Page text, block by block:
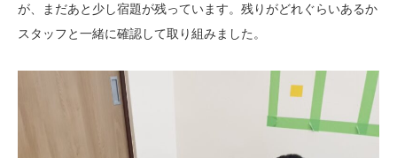
が、まだあと少し宿題が残っています。残りがどれぐらいあるか
スタッフと一緒に確認して取り組みました。